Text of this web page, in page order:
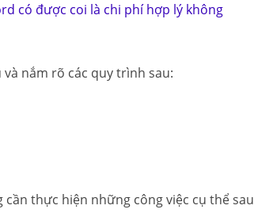
có được coi là chi phí hợp lý không
nắm rõ các quy trình sau:
thực hiện những công việc cụ thể sau